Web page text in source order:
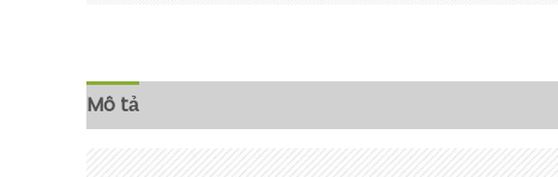
Mô tả